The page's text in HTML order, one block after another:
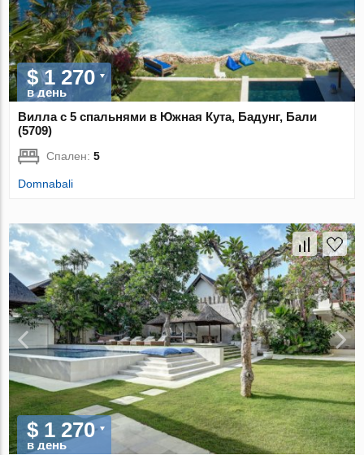
$ 1 270
в день
Вилла с 5 спальнями в Южная Кута, Бадунг, Бали
(5709)
Спален:5
Domnabali
$ 1 270
в день